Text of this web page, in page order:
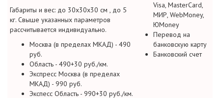
Габариты и вес: до 30х30х30 см , до 5
кг. Свыше указанных параметров
рассчитывается индивидуально.
Москва (в пределах МКАД) - 490
руб.
Область - 490+30 руб./км.
Экспресс Москва (в пределах
МКАД) - 990 руб.
Экспесс Область - 990+30 руб./км.
Visa, MasterCard,
МИР, WebMoney,
ЮMoney
Перевод на
банковскую карту
Банковский счет